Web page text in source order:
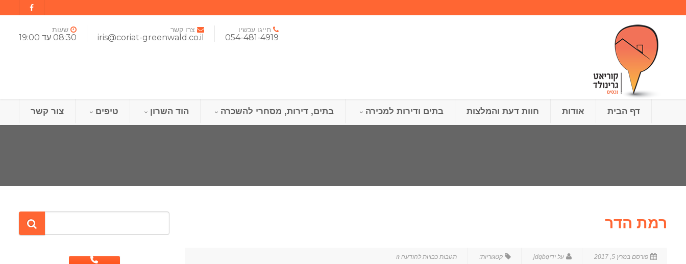
חייגו עכשיו
054-481-4919
צרו קשר
iris@coriat-greenwald.co.il
שעות
08:30 עד 19:00
צור קשר טיפים הוד השרון בתים, דירות, מסחרי להשכרה בתים ודירות למכירה חוות דעת והמלצות אודות דף הבית
רמת הדר